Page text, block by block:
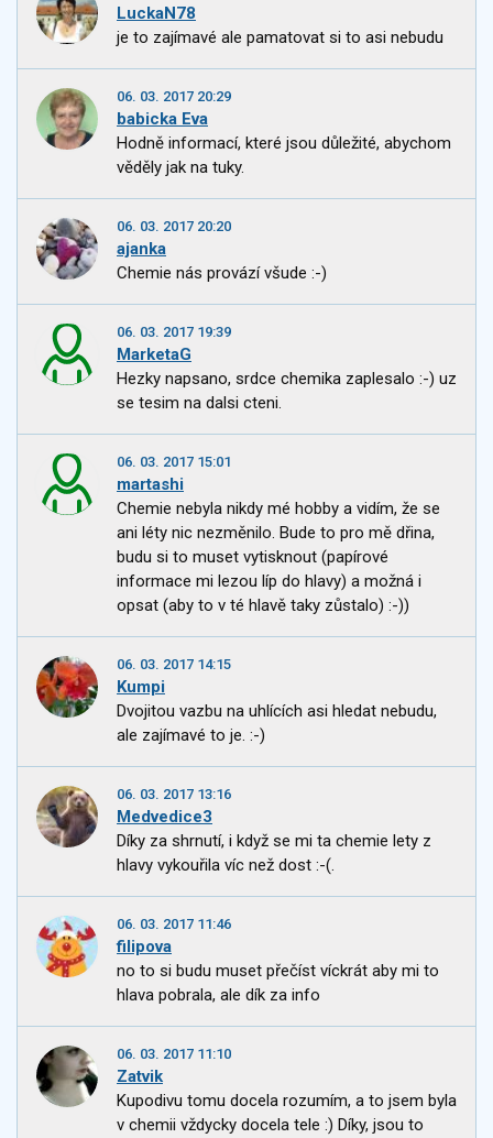
LuckaN78
je to zajímavé ale pamatovat si to asi nebudu
06. 03. 2017 20:29
babicka Eva
Hodně informací, které jsou důležité, abychom
věděly jak na tuky.
06. 03. 2017 20:20
ajanka
Chemie nás provází všude :-)
06. 03. 2017 19:39
MarketaG
Hezky napsano, srdce chemika zaplesalo :-) uz
se tesim na dalsi cteni.
06. 03. 2017 15:01
martashi
Chemie nebyla nikdy mé hobby a vidím, že se
ani léty nic nezměnilo. Bude to pro mě dřina,
budu si to muset vytisknout (papírové
informace mi lezou líp do hlavy) a možná i
opsat (aby to v té hlavě taky zůstalo) :-))
06. 03. 2017 14:15
Kumpi
Dvojitou vazbu na uhlících asi hledat nebudu,
ale zajímavé to je. :-)
06. 03. 2017 13:16
Medvedice3
Díky za shrnutí, i když se mi ta chemie lety z
hlavy vykouřila víc než dost :-(.
06. 03. 2017 11:46
filipova
no to si budu muset přečíst víckrát aby mi to
hlava pobrala, ale dík za info
06. 03. 2017 11:10
Zatvik
Kupodivu tomu docela rozumím, a to jsem byla
v chemii vždycky docela tele :) Díky, jsou to